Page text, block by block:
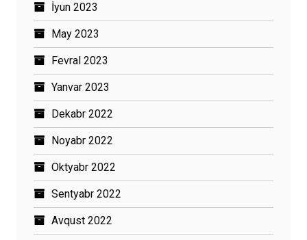
İyun 2023
May 2023
Fevral 2023
Yanvar 2023
Dekabr 2022
Noyabr 2022
Oktyabr 2022
Sentyabr 2022
Avqust 2022